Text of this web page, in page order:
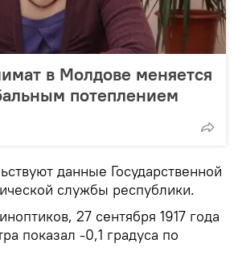
в Молдове меняется
потеплением
данные Государственной
службы республики.
27 сентября 1917 года
показал -0,1 градуса по